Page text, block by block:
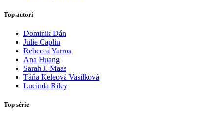
Top autori
Dominik Dán
Julie Caplin
Rebecca Yarros
Ana Huang
Sarah J. Maas
Táňa Keleová Vasilková
Lucinda Riley
Top série